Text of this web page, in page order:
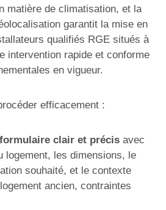
matière de climatisation, et la
garantit la mise en
qualifiés RGE situés à
intervention rapide et conforme
en vigueur.
efficacement :
clair et précis avec
logement, les dimensions, le
souhaité, et le contexte
ancien, contraintes